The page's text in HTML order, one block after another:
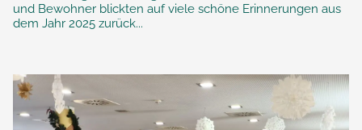
und Bewohner blickten auf viele schöne Erinnerungen aus
dem Jahr 2025 zurück...